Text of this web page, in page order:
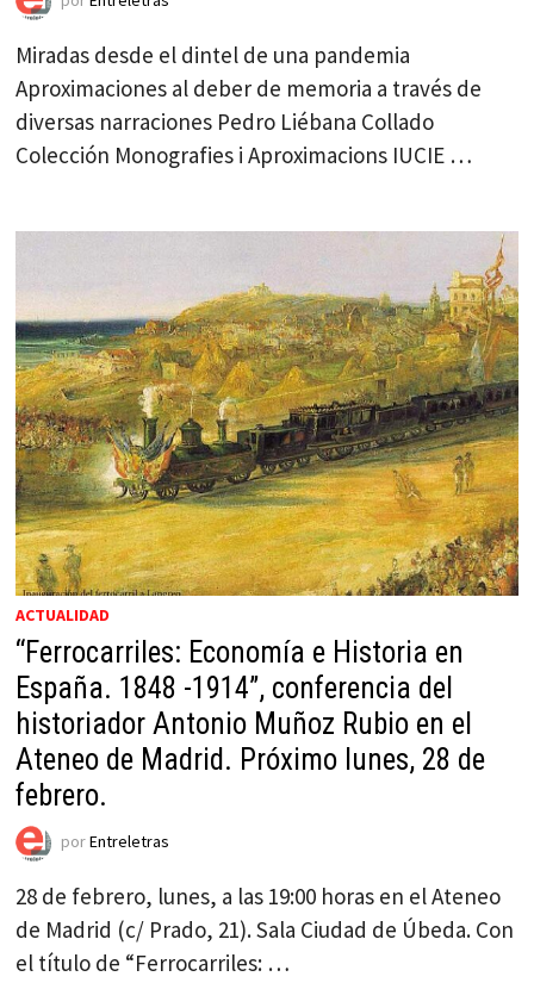
Miradas desde el dintel de una pandemia
Aproximaciones al deber de memoria a través de
diversas narraciones Pedro Liébana Collado
Colección Monografies i Aproximacions IUCIE …
ACTUALIDAD
“Ferrocarriles: Economía e Historia en
España. 1848 -1914”, conferencia del
historiador Antonio Muñoz Rubio en el
Ateneo de Madrid. Próximo lunes, 28 de
febrero.
porEntreletras
28 de febrero, lunes, a las 19:00 horas en el Ateneo
de Madrid (c/ Prado, 21). Sala Ciudad de Úbeda. Con
el título de “Ferrocarriles: …